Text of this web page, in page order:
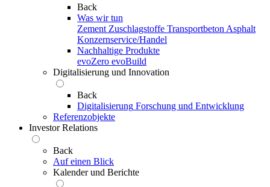
Back
Was wir tun
Zement Zuschlagstoffe Transportbeton Asphalt
Konzernservice/Handel
Nachhaltige Produkte
evoZero evoBuild
Digitalisierung und Innovation
Back
Digitalisierung Forschung und Entwicklung
Referenzobjekte
Investor Relations
Back
Auf einen Blick
Kalender und Berichte